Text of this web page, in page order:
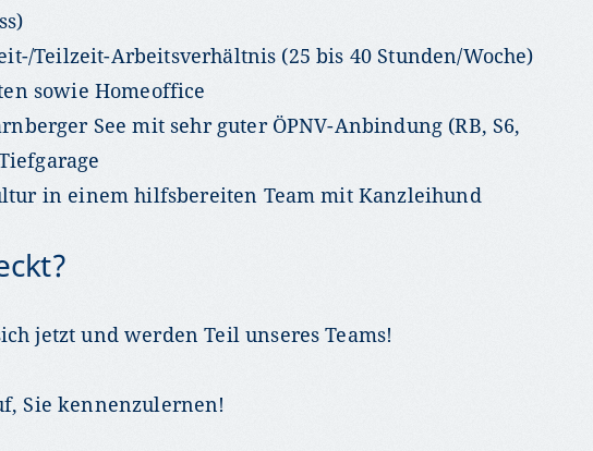
Teilzeit-Arbeitsverhältnis (25 bis 40 Stunden/Woche)
sowie Homeoffice
See mit sehr guter ÖPNV-Anbindung (RB, S6,
in einem hilfsbereiten Team mit Kanzleihund
jetzt und werden Teil unseres Teams!
Sie kennenzulernen!